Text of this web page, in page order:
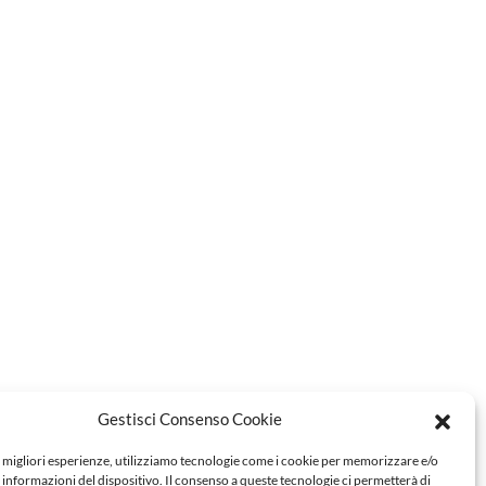
Gestisci Consenso Cookie
esperienze, utilizziamo tecnologie come i cookie per memorizzare e/o
informazioni del dispositivo. Il consenso a queste tecnologie ci permetterà di